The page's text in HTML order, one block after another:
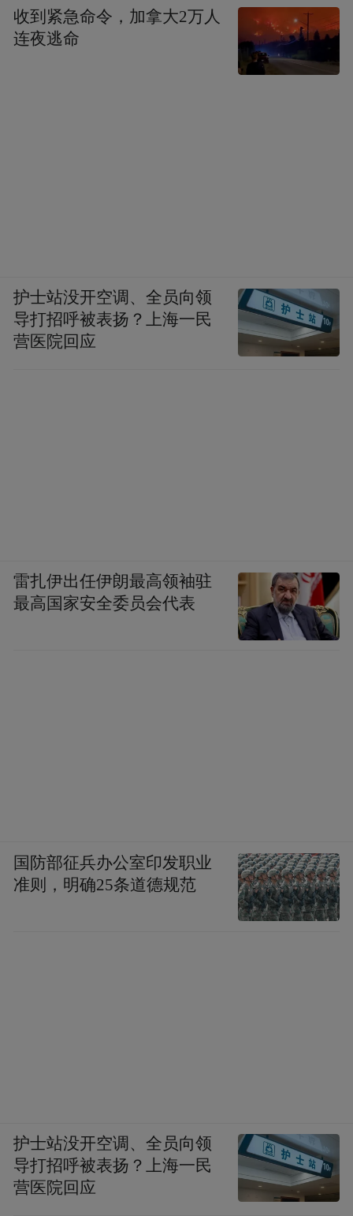
收到紧急命令，加拿大2万人
连夜逃命
护士站没开空调、全员向领
导打招呼被表扬？上海一民
营医院回应
雷扎伊出任伊朗最高领袖驻
最高国家安全委员会代表
国防部征兵办公室印发职业
准则，明确25条道德规范
护士站没开空调、全员向领
导打招呼被表扬？上海一民
营医院回应